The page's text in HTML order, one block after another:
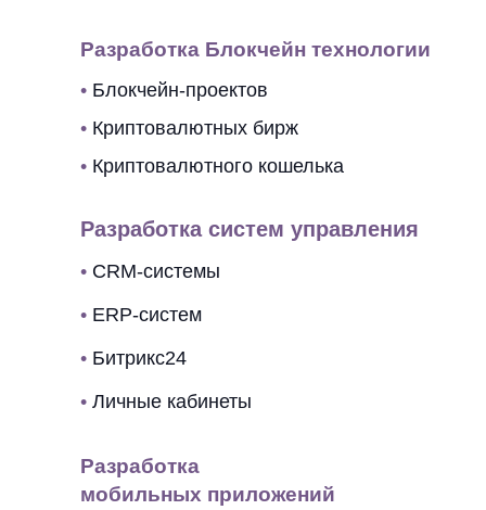
• Битрикс24
• Личные кабинеты
• CRM-системы
• ERP-систем
Разработка систем управления
Разработка Блокчейн технологии
• Блокчейн-проектов
• Криптовалютных бирж
• Криптовалютного кошелька
Разработка
мобильных приложений